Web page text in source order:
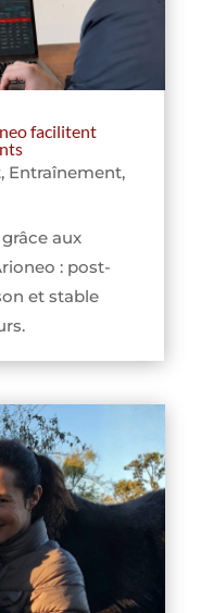
facilitent
, Entraînement,
aux
: post-
et stable